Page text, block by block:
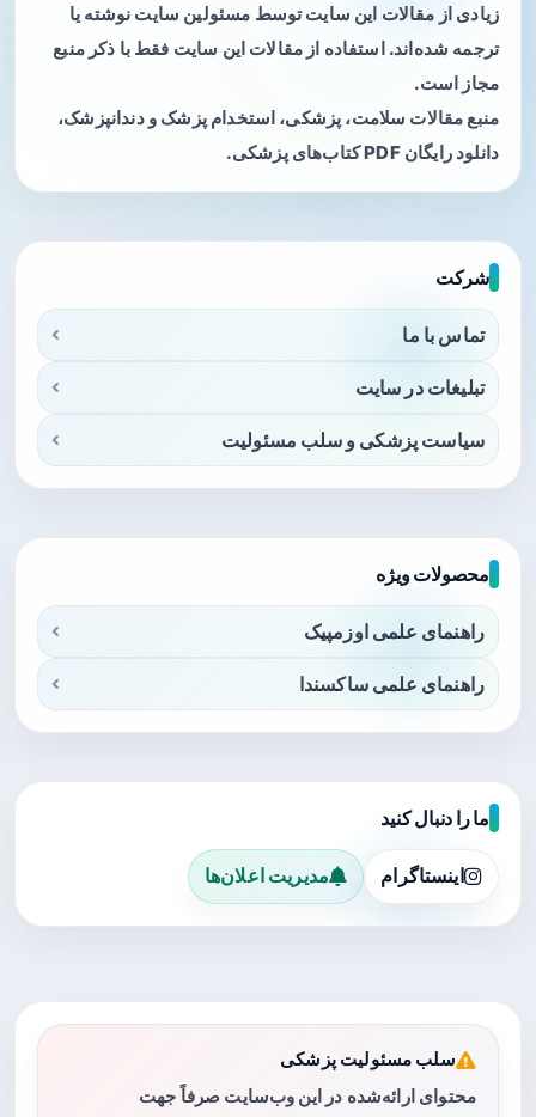
زیادی از مقالات این سایت توسط مسئولین سایت نوشته یا
ترجمه شده‌اند. استفاده از مقالات این سایت فقط با ذکر منبع
مجاز است.
منبع مقالات سلامت، پزشکی، استخدام پزشک و دندانپزشک،
دانلود رایگان PDF کتاب‌های پزشکی.
شرکت
تماس با ما
تبلیغات در سایت
سیاست پزشکی و سلب مسئولیت
محصولات ویژه
راهنمای علمی اوزمپیک
راهنمای علمی ساکسندا
ما را دنبال کنید
اینستاگرام مدیریت اعلان‌ها
سلب مسئولیت پزشکی
محتوای ارائه‌شده در این وب‌سایت صرفاً جهت